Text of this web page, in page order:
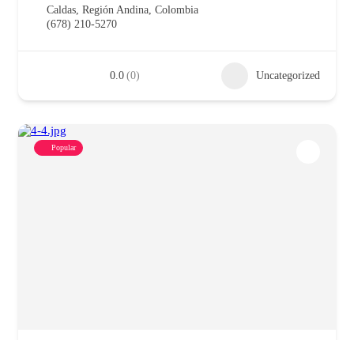
Caldas, Región Andina, Colombia
(678) 210-5270
0.0 (0) Uncategorized
Popular